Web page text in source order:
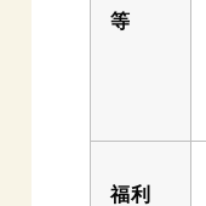
等
福利